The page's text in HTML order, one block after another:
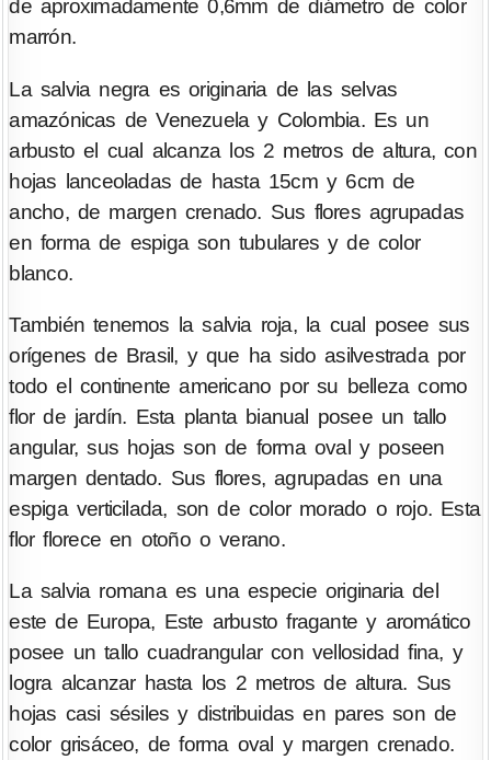
de aproximadamente 0,6mm de diámetro de color
marrón.
La salvia negra es originaria de las selvas
amazónicas de Venezuela y Colombia. Es un
arbusto el cual alcanza los 2 metros de altura, con
hojas lanceoladas de hasta 15cm y 6cm de
ancho, de margen crenado. Sus flores agrupadas
en forma de espiga son tubulares y de color
blanco.
También tenemos la salvia roja, la cual posee sus
orígenes de Brasil, y que ha sido asilvestrada por
todo el continente americano por su belleza como
flor de jardín. Esta planta bianual posee un tallo
angular, sus hojas son de forma oval y poseen
margen dentado. Sus flores, agrupadas en una
espiga verticilada, son de color morado o rojo. Esta
flor florece en otoño o verano.
La salvia romana es una especie originaria del
este de Europa, Este arbusto fragante y aromático
posee un tallo cuadrangular con vellosidad fina, y
logra alcanzar hasta los 2 metros de altura. Sus
hojas casi sésiles y distribuidas en pares son de
color grisáceo, de forma oval y margen crenado.